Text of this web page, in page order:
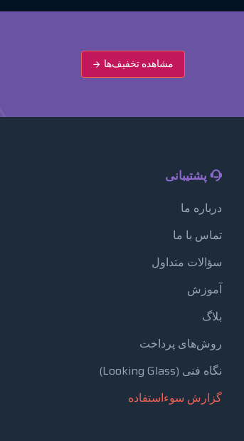
مشاهده تخفیف‌ها
پشتیبانی
درباره ما
تماس با ما
سؤالات متداول
آموزش
بلاگ
روش‌های پرداخت
نگاه فنی (Looking Glass)
گزارش سوءاستفاده